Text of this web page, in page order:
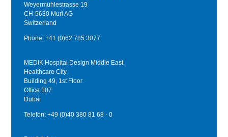
Weyermühlestrasse 19
CH-5630 Muri AG
Switzerland
Phone: +41 (0)62 785 3077
MEDIK Hospital Design Middle East
Healthcare City
Building 49, 1st Floor
Office 107
Dubai
Telefon: +49 (0)40 380 81 68 - 0